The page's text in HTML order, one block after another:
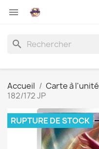

search
Accueil Carte à l'unité
182/172 JP
RUPTURE DE STOCK